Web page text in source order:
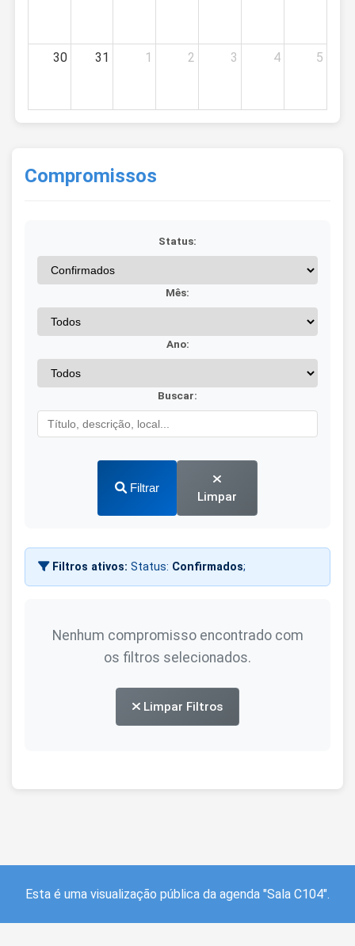
30 31 1 2 3 4 5
Compromissos
Status:
Mês:
Ano:
Buscar:
Filtrar
Limpar
Filtros ativos: Status: Confirmados;
Nenhum compromisso encontrado com
os filtros selecionados.
Limpar Filtros
Esta é uma visualização pública da agenda "Sala C104".